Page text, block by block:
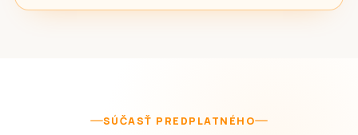
SÚČASŤ PREDPLATNÉHO